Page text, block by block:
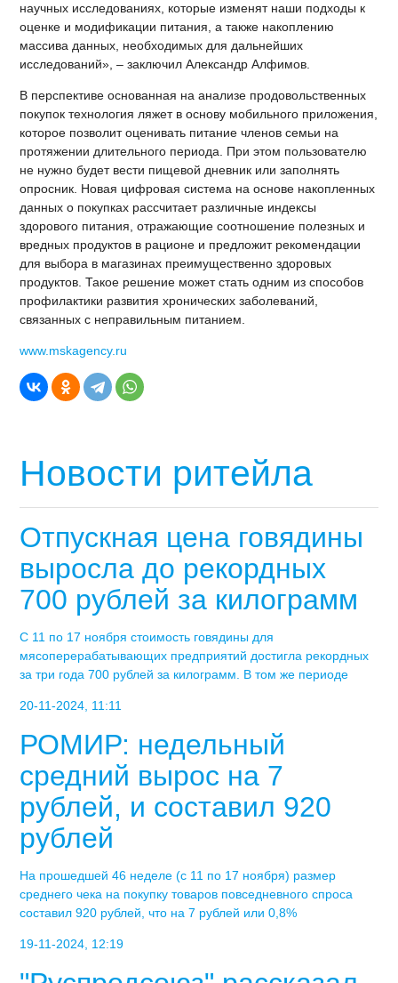
научных исследованиях, которые изменят наши подходы к
оценке и модификации питания, а также накоплению
массива данных, необходимых для дальнейших
исследований», – заключил Александр Алфимов.
В перспективе основанная на анализе продовольственных
покупок технология ляжет в основу мобильного приложения,
которое позволит оценивать питание членов семьи на
протяжении длительного периода. При этом пользователю
не нужно будет вести пищевой дневник или заполнять
опросник. Новая цифровая система на основе накопленных
данных о покупках рассчитает различные индексы
здорового питания, отражающие соотношение полезных и
вредных продуктов в рационе и предложит рекомендации
для выбора в магазинах преимущественно здоровых
продуктов. Такое решение может стать одним из способов
профилактики развития хронических заболеваний,
связанных с неправильным питанием.
www.mskagency.ru
Новости ритейла
Отпускная цена говядины
выросла до рекордных
700 рублей за килограмм
С 11 по 17 ноября стоимость говядины для
мясоперерабатывающих предприятий достигла рекордных
за три года 700 рублей за килограмм. В том же периоде
20-11-2024, 11:11
РОМИР: недельный
средний вырос на 7
рублей, и составил 920
рублей
На прошедшей 46 неделе (с 11 по 17 ноября) размер
среднего чека на покупку товаров повседневного спроса
составил 920 рублей, что на 7 рублей или 0,8%
19-11-2024, 12:19